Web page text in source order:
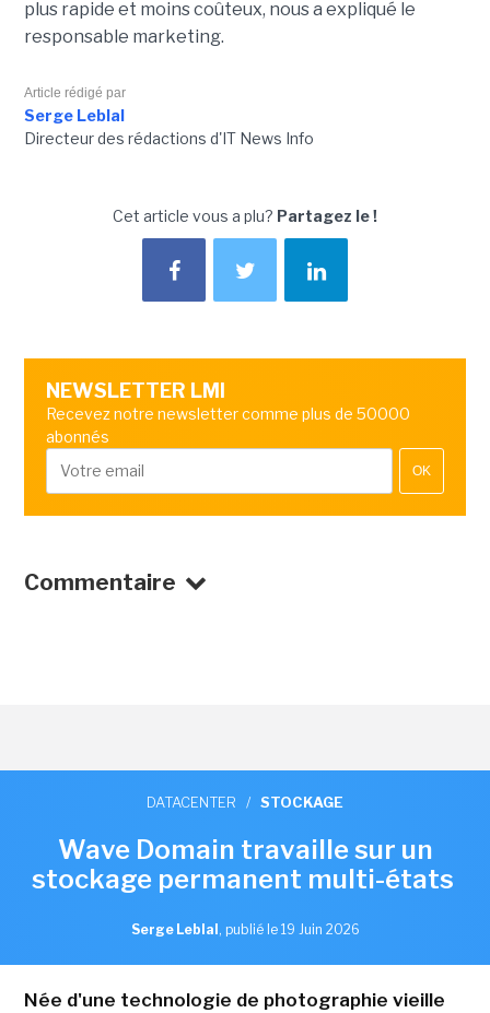
plus rapide et moins coûteux, nous a expliqué le
responsable marketing.
Article rédigé par
Serge Leblal
Directeur des rédactions d'IT News Info
Cet article vous a plu? Partagez le !
NEWSLETTER LMI
Recevez notre newsletter comme plus de 50000
abonnés
OK
Commentaire
DATACENTER / STOCKAGE
Wave Domain travaille sur un
stockage permanent multi-états
Serge Leblal , publié le 19 Juin 2026
Née d'une technologie de photographie vieille